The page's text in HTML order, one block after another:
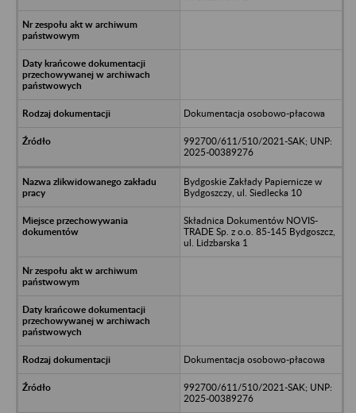
Dokumentacja osobowo-płacowa
992700/611/510/2021-SAK; UNP:
2025-00389276
Bydgoskie Zakłady Papiernicze w
Bydgoszczy, ul. Siedlecka 10
Składnica Dokumentów NOVIS-
TRADE Sp. z o.o. 85-145 Bydgoszcz,
ul. Lidzbarska 1
Dokumentacja osobowo-płacowa
992700/611/510/2021-SAK; UNP:
2025-00389276